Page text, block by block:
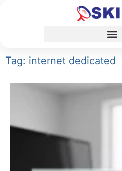
Tag: internet dedicated